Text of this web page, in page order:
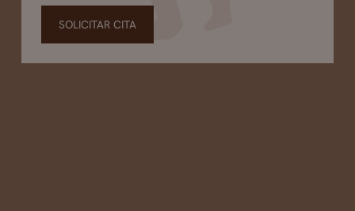
SOLICITAR CITA